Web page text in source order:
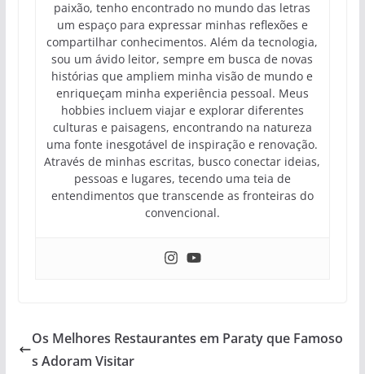
paixão, tenho encontrado no mundo das letras
um espaço para expressar minhas reflexões e
compartilhar conhecimentos. Além da tecnologia,
sou um ávido leitor, sempre em busca de novas
histórias que ampliem minha visão de mundo e
enriqueçam minha experiência pessoal. Meus
hobbies incluem viajar e explorar diferentes
culturas e paisagens, encontrando na natureza
uma fonte inesgotável de inspiração e renovação.
Através de minhas escritas, busco conectar ideias,
pessoas e lugares, tecendo uma teia de
entendimentos que transcende as fronteiras do
convencional.
Os Melhores Restaurantes em Paraty que Famoso
s Adoram Visitar